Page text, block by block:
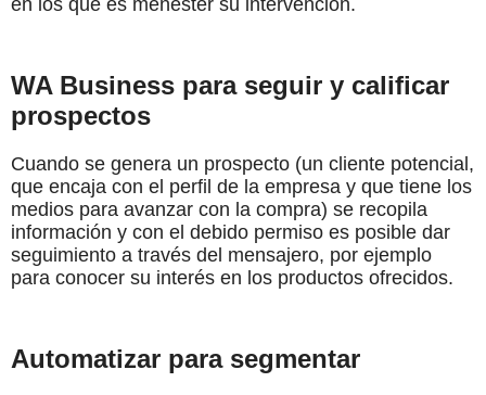
en los que es menester su intervención.
WA Business para seguir y calificar
prospectos
Cuando se genera un prospecto (un cliente potencial,
que encaja con el perfil de la empresa y que tiene los
medios para avanzar con la compra) se recopila
información y con el debido permiso es posible dar
seguimiento a través del mensajero, por ejemplo
para conocer su interés en los productos ofrecidos.
Automatizar para segmentar